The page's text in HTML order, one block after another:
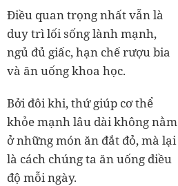
Điều quan trọng nhất vẫn là
duy trì lối sống lành mạnh,
ngủ đủ giấc, hạn chế rượu bia
và ăn uống khoa học.
Bởi đôi khi, thứ giúp cơ thể
khỏe mạnh lâu dài không nằm
ở những món ăn đắt đỏ, mà lại
là cách chúng ta ăn uống điều
độ mỗi ngày.